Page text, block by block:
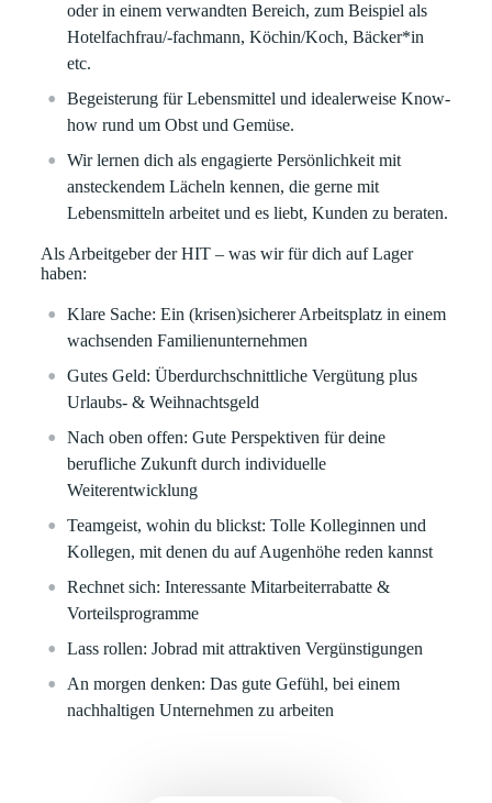
oder in einem verwandten Bereich, zum Beispiel als
Hotelfachfrau/-fachmann, Köchin/Koch, Bäcker*in
etc.
Begeisterung für Lebensmittel und idealerweise Know-
how rund um Obst und Gemüse.
Wir lernen dich als engagierte Persönlichkeit mit
ansteckendem Lächeln kennen, die gerne mit
Lebensmitteln arbeitet und es liebt, Kunden zu beraten.
Als Arbeitgeber der HIT – was wir für dich auf Lager
haben:
Klare Sache:Ein (krisen)sicherer Arbeitsplatz in einem
wachsenden Familienunternehmen
Gutes Geld:Überdurchschnittliche Vergütung plus
Urlaubs- & Weihnachtsgeld
Nach oben offen:Gute Perspektiven für deine
berufliche Zukunft durch individuelle
Weiterentwicklung
Teamgeist, wohin du blickst:Tolle Kolleginnen und
Kollegen, mit denen du auf Augenhöhe reden kannst
Rechnet sich:Interessante Mitarbeiterrabatte &
Vorteilsprogramme
Lass rollen:Jobrad mit attraktiven Vergünstigungen
An morgen denken:Das gute Gefühl, bei einem
nachhaltigen Unternehmen zu arbeiten